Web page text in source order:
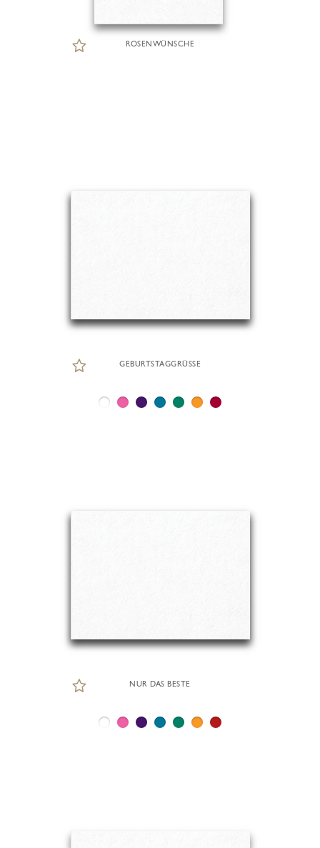
ROSENWÜNSCHE
GEBURTSTAGGRÜSSE
NUR DAS BESTE